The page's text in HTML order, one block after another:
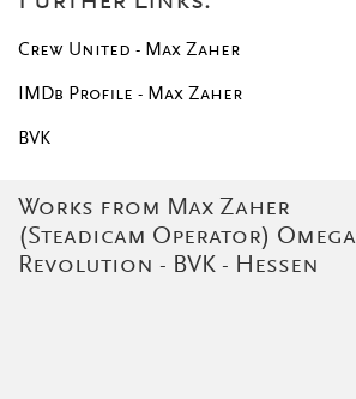
Crew United - Max Zaher
MDb Profile - Max Zaher
BVK
Works from Max Zaher
(Steadicam Operator) Omega
Revolution - BVK - Hessen